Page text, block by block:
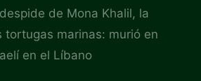
de Mona Khalil, la
tortugas marinas: murió en
en el Líbano